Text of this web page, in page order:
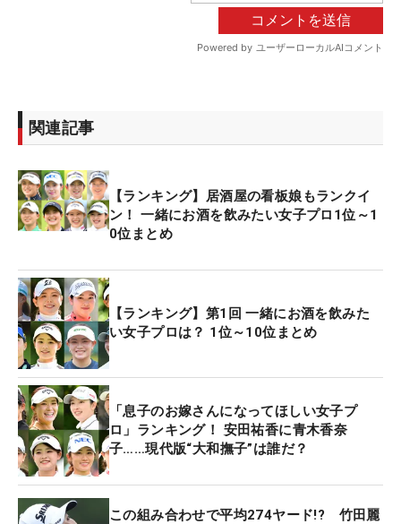
関連記事
【ランキング】居酒屋の看板娘もランクイ
ン！ 一緒にお酒を飲みたい女子プロ1位～1
0位まとめ
【ランキング】第1回 一緒にお酒を飲みた
い女子プロは？ 1位～10位まとめ
「息子のお嫁さんになってほしい女子プ
ロ」ランキング！ 安田祐香に青木香奈
子……現代版“大和撫子”は誰だ？
この組み合わせで平均274ヤード!? 竹田麗